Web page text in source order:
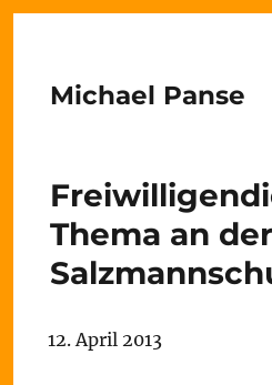
Michael Panse
Thema an der
12. April 2013